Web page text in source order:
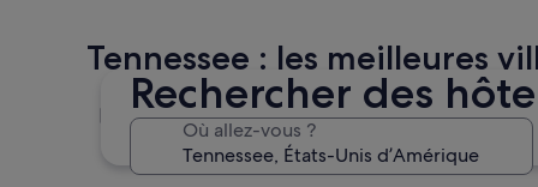
Rechercher des
Où allez-vous ?
Tennessee : les meilleures
Memphis